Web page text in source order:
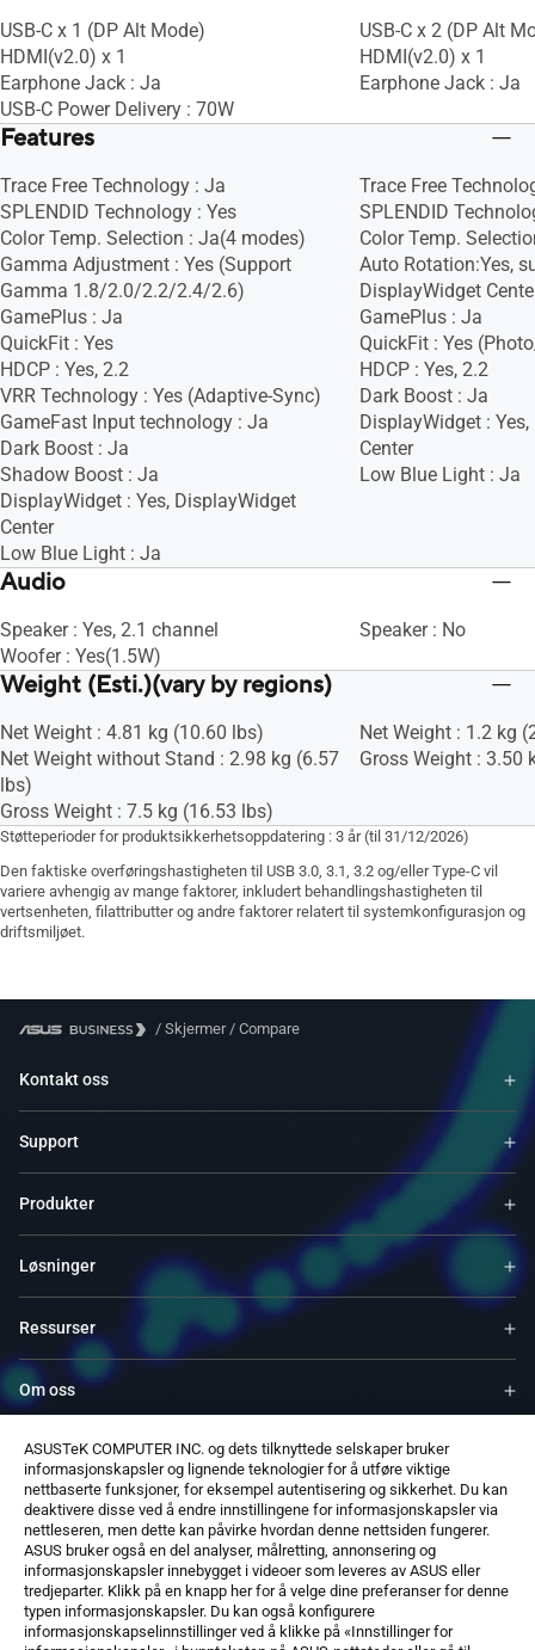
ASUSTeK COMPUTER INC. og dets tilknyttede selskaper bruker
informasjonskapsler og lignende teknologier for å utføre viktige
nettbaserte funksjoner, for eksempel autentisering og sikkerhet. Du kan
deaktivere disse ved å endre innstillingene for informasjonskapsler via
nettleseren, men dette kan påvirke hvordan denne nettsiden fungerer.
ASUS bruker også en del analyser, målretting, annonsering og
informasjonskapsler innebygget i videoer som leveres av ASUS eller
tredjeparter. Klikk på en knapp her for å velge dine preferanser for denne
typen informasjonskapsler. Du kan også konfigurere
informasjonskapselinnstillinger ved å klikke på «Innstillinger for
USB-C x 1 (DP Alt Mode)
HDMI(v2.0) x 1
Earphone Jack : Ja
USB-C Power Delivery : 70W
USB-C x 2 (DP Alt
HDMI(v2.0) x 1
Earphone Jack : Ja
Features
Trace Free Technology : Ja
SPLENDID Technology : Yes
Color Temp. Selection : Ja(4 modes)
Gamma Adjustment : Yes (Support
Gamma 1.8/2.0/2.2/2.4/2.6)
GamePlus : Ja
QuickFit : Yes
HDCP : Yes, 2.2
VRR Technology : Yes (Adaptive-Sync)
GameFast Input technology : Ja
Dark Boost : Ja
Shadow Boost : Ja
DisplayWidget : Yes, DisplayWidget
Center
Low Blue Light : Ja
Trace Free
SPLENDID
Color Temp.
Auto Rotation:Yes,
DisplayWidget
GamePlus : Ja
QuickFit : Yes
HDCP : Yes, 2.2
Dark Boost : Ja
DisplayWidget :
Center
Low Blue Light : Ja
Audio
Speaker : Yes, 2.1 channel
Woofer : Yes(1.5W)
Speaker : No
Weight (Esti.)(vary by regions)
Net Weight : 4.81 kg (10.60 lbs)
Net Weight without Stand : 2.98 kg (6.57
lbs)
Gross Weight : 7.5 kg (16.53 lbs)
Net Weight : 1.2 kg
Gross Weight : 3.50
Støtteperioder for produktsikkerhetsoppdatering : 3 år (til 31/12/2026)
Den faktiske overføringshastigheten til USB 3.0, 3.1, 3.2 og/eller Type-C vil
variere avhengig av mange faktorer, inkludert behandlingshastigheten til
vertsenheten, filattributter og andre faktorer relatert til systemkonfigurasjon og
driftsmiljøet.
/ Skjermer/ Compare
Kontakt oss
Support
Produkter
Løsninger
Ressurser
Om oss
Service og programmer
Støtter
Programvare